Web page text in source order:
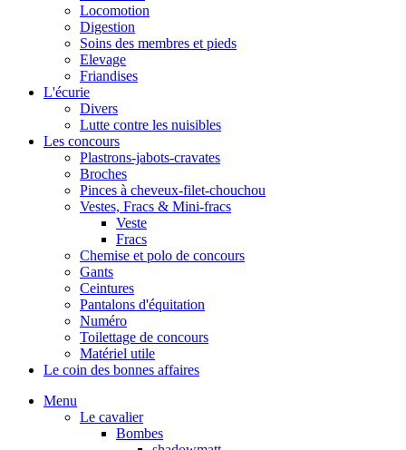
Locomotion
Digestion
Soins des membres et pieds
Elevage
Friandises
L'écurie
Divers
Lutte contre les nuisibles
Les concours
Plastrons-jabots-cravates
Broches
Pinces à cheveux-filet-chouchou
Vestes, Fracs & Mini-fracs
Veste
Fracs
Chemise et polo de concours
Gants
Ceintures
Pantalons d'équitation
Numéro
Toilettage de concours
Matériel utile
Le coin des bonnes affaires
Menu
Le cavalier
Bombes